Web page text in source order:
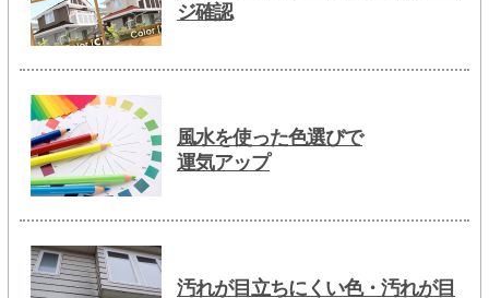
ジ確認
風水を使った色選びで
運気アップ
汚れが目立ちにくい色・汚れが目